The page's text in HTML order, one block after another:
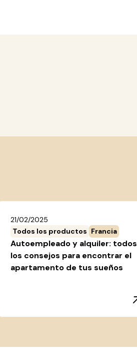
21/02/2025
Todos los productos Francia
Autoempleado y alquiler: todos
los consejos para encontrar el
apartamento de tus sueños